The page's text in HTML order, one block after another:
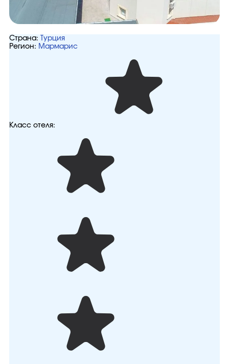
Страна:
Турция
Регион: Мармарис
Класс отеля: